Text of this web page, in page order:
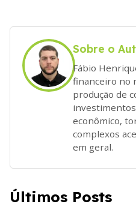
Sobre o
Fábio
financeiro no
produção de
econômico,
complexos
em geral.
Últimos Posts